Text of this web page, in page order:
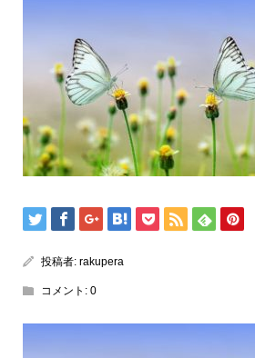
投稿者: rakupera
コメント: 0